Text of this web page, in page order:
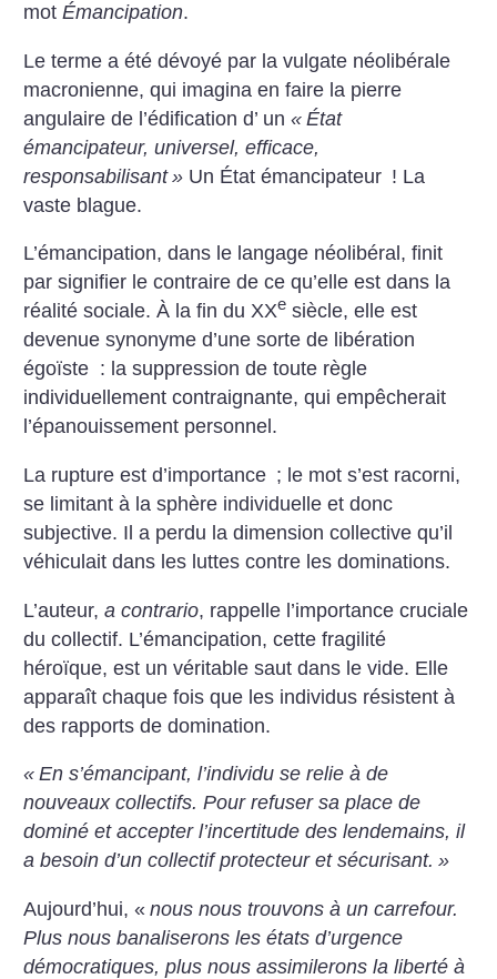
motÉmancipation.
Le terme a été dévoyé par la vulgate néolibérale
macronienne, qui imagina en faire la pierre
angulaire de l’édification d’ un« État
émancipateur, universel, efficace,
responsabilisant » Un État émancipateur ! La
vaste blague.
L’émancipation, dans le langage néolibéral, finit
par signifier le contraire de ce qu’elle est dans la
réalité sociale. À la fin du XXe siècle, elle est
devenue synonyme d’une sorte de libération
égoïste : la suppression de toute règle
individuellement contraignante, qui empêcherait
l’épanouissement personnel.
La rupture est d’importance ; le mot s’est racorni,
se limitant à la sphère individuelle et donc
subjective. Il a perdu la dimension collective qu’il
véhiculait dans les luttes contre les dominations.
L’auteur,a contrario, rappelle l’importance cruciale
du collectif. L’émancipation, cette fragilité
héroïque, est un véritable saut dans le vide. Elle
apparaît chaque fois que les individus résistent à
des rapports de domination.
« En s’émancipant, l’individu se relie à de
nouveaux collectifs. Pour refuser sa place de
dominé et accepter l’incertitude des lendemains, il
a besoin d’un collectif protecteur et sécurisant. »
Aujourd’hui, « nous nous trouvons à un carrefour.
Plus nous banaliserons les états d’urgence
démocratiques, plus nous assimilerons la liberté à